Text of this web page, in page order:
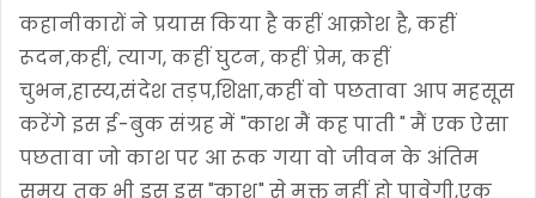
कहानीकारों ने प्रयास किया है कहीं आक्रोश है, कहीं
रूदन,कहीं, त्याग, कहीं घुटन, कहीं प्रेम, कहीं
चुभन,हास्य,संदेश तड़प,शिक्षा,कहीं वो पछतावा आप महसूस
करेंगे इस ई-बुक संग्रह में "काश मैं कह पाती " मैं एक ऐसा
पछतावा जो काश पर आ रूक गया वो जीवन के अंतिम
समय तक भी इस इस "काश" से मुक्त नहीं हो पावेगी,एक